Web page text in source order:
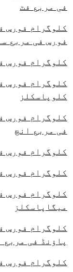
فی مربع فٹ
کلوگرام فورس
فورس فی مربع
کلوگرام فورس
کلوگرام فورس
کلوپاسکلز
کلوگرام فورس
فی مربع انچ
کلوگرام فورس
کلوگرام فورس
کلوگرام فورس
میگاپاسکلز
کلوگرام فورس
پاؤنڈ فی مربع
کلوگرام فورس